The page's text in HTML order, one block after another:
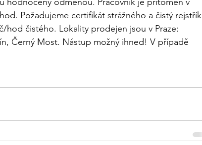
Požadujeme certifikát strážného a čistý rejstřík
hod čistého. Lokality prodejen jsou v Praze:
Černý Most. Nástup možný ihned! V případě